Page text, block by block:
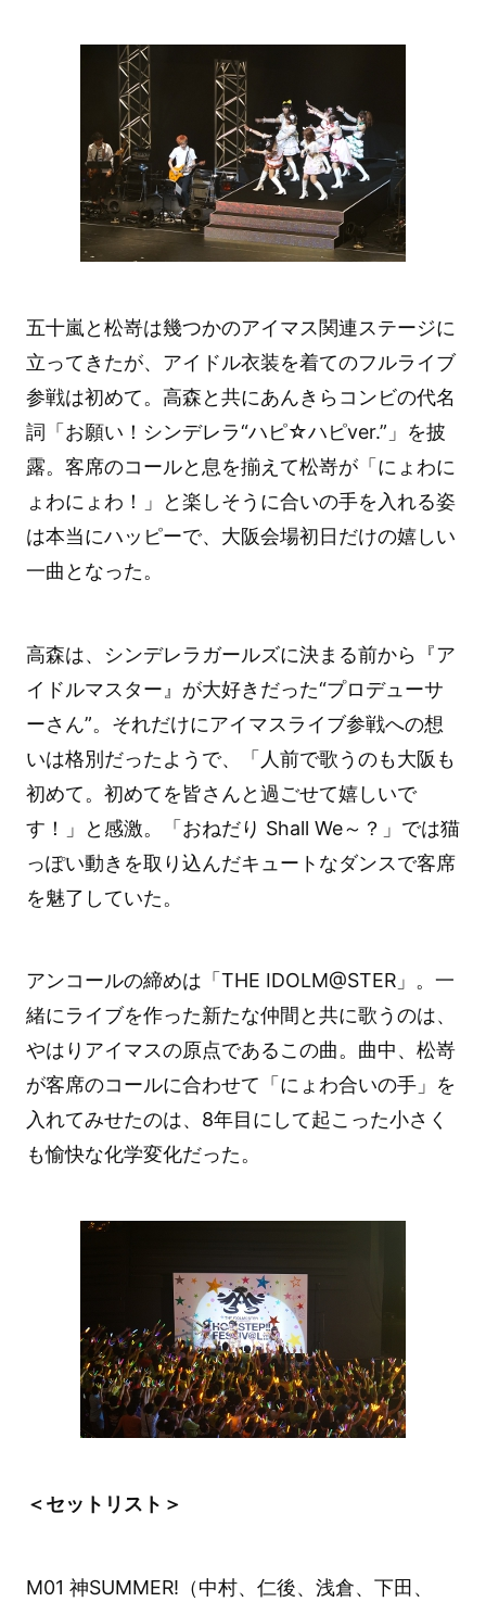
五十嵐と松嵜は幾つかのアイマス関連ステージに
立ってきたが、アイドル衣装を着てのフルライブ
参戦は初めて。高森と共にあんきらコンビの代名
詞「お願い！シンデレラ“ハピ☆ハピver.”」を披
露。客席のコールと息を揃えて松嵜が「にょわに
ょわにょわ！」と楽しそうに合いの手を入れる姿
は本当にハッピーで、大阪会場初日だけの嬉しい
一曲となった。
高森は、シンデレラガールズに決まる前から『ア
イドルマスター』が大好きだった“プロデューサ
ーさん”。それだけにアイマスライブ参戦への想
いは格別だったようで、「人前で歌うのも大阪も
初めて。初めてを皆さんと過ごせて嬉しいで
す！」と感激。「おねだり Shall We～？」では猫
っぽい動きを取り込んだキュートなダンスで客席
を魅了していた。
アンコールの締めは「THE IDOLM@STER」。一
緒にライブを作った新たな仲間と共に歌うのは、
やはりアイマスの原点であるこの曲。曲中、松嵜
が客席のコールに合わせて「にょわ合いの手」を
入れてみせたのは、8年目にして起こった小さく
も愉快な化学変化だった。
＜セットリスト＞
M01 神SUMMER!（中村、仁後、浅倉、下田、